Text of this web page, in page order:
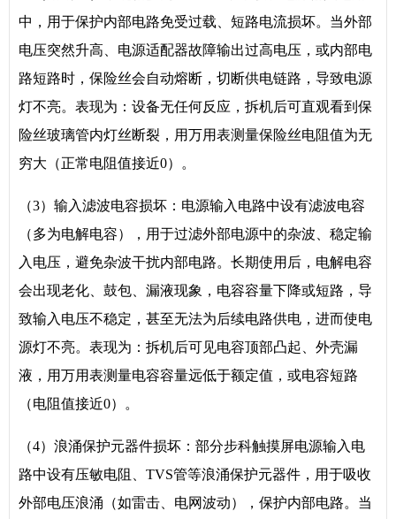
中，用于保护内部电路免受过载、短路电流损坏。当外部
电压突然升高、电源适配器故障输出过高电压，或内部电
路短路时，保险丝会自动熔断，切断供电链路，导致电源
灯不亮。表现为：设备无任何反应，拆机后可直观看到保
险丝玻璃管内灯丝断裂，用万用表测量保险丝电阻值为无
穷大（正常电阻值接近0）。
（3）输入滤波电容损坏：电源输入电路中设有滤波电容
（多为电解电容），用于过滤外部电源中的杂波、稳定输
入电压，避免杂波干扰内部电路。长期使用后，电解电容
会出现老化、鼓包、漏液现象，电容容量下降或短路，导
致输入电压不稳定，甚至无法为后续电路供电，进而使电
源灯不亮。表现为：拆机后可见电容顶部凸起、外壳漏
液，用万用表测量电容容量远低于额定值，或电容短路
（电阻值接近0）。
（4）浪涌保护元器件损坏：部分步科触摸屏电源输入电
路中设有压敏电阻、TVS管等浪涌保护元器件，用于吸收
外部电压浪涌（如雷击、电网波动），保护内部电路。当